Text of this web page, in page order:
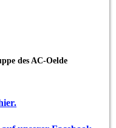
des AC-Oelde